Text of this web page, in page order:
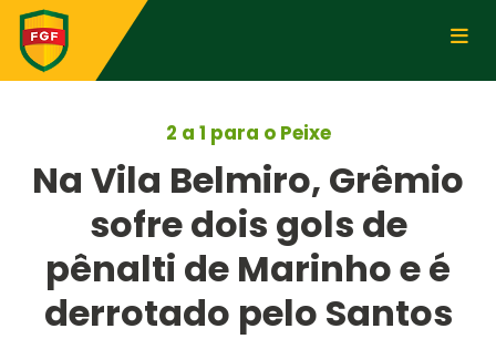
2 a 1 para o Peixe
Na Vila Belmiro, Grêmio
sofre dois gols de
pênalti de Marinho e é
derrotado pelo Santos